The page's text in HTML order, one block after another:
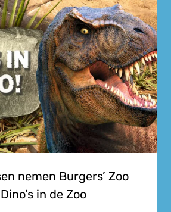
nemen Burgers’ Zoo
in de Zoo